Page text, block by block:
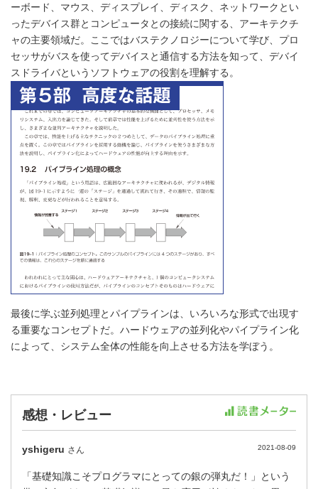
ーボード、マウス、ディスプレイ、ディスク、ネットワークとい
ったデバイス群とコンピュータとの接続に関する、アーキテクチ
ャの主要領域だ。ここではバステクノロジーについて学び、プロ
セッサがバスを使ってデバイスと通信する方法を知って、デバイ
スドライバというソフトウェアの役割を理解する。
最後に学ぶ並列処理とパイプラインは、いろいろな形式で出現す
る重要なコンセプトだ。ハードウェアの並列化やパイプライン化
によって、システム全体の性能を向上させる方法を学ぼう。
感想・レビュー
yshigeru さん 2021-08-09
「基礎知識こそプログラマにとっての銀の弾丸だ！」という